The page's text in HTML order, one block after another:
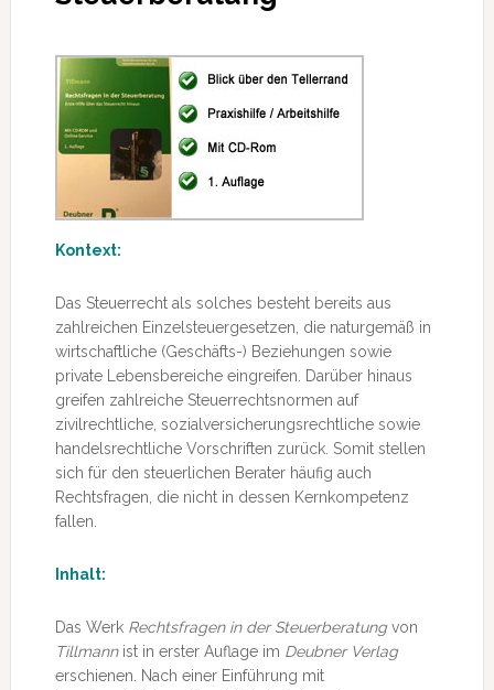
Kontext:
Das Steuerrecht als solches besteht bereits aus
zahlreichen Einzelsteuergesetzen, die naturgemäß in
wirtschaftliche (Geschäfts-) Beziehungen sowie
private Lebensbereiche eingreifen. Darüber hinaus
greifen zahlreiche Steuerrechtsnormen auf
zivilrechtliche, sozialversicherungsrechtliche sowie
handelsrechtliche Vorschriften zurück. Somit stellen
sich für den steuerlichen Berater häufig auch
Rechtsfragen, die nicht in dessen Kernkompetenz
fallen.
Inhalt:
Das WerkRechtsfragen in der Steuerberatungvon
Tillmannist in erster Auflage im Deubner Verlag
erschienen. Nach einer Einführung mit